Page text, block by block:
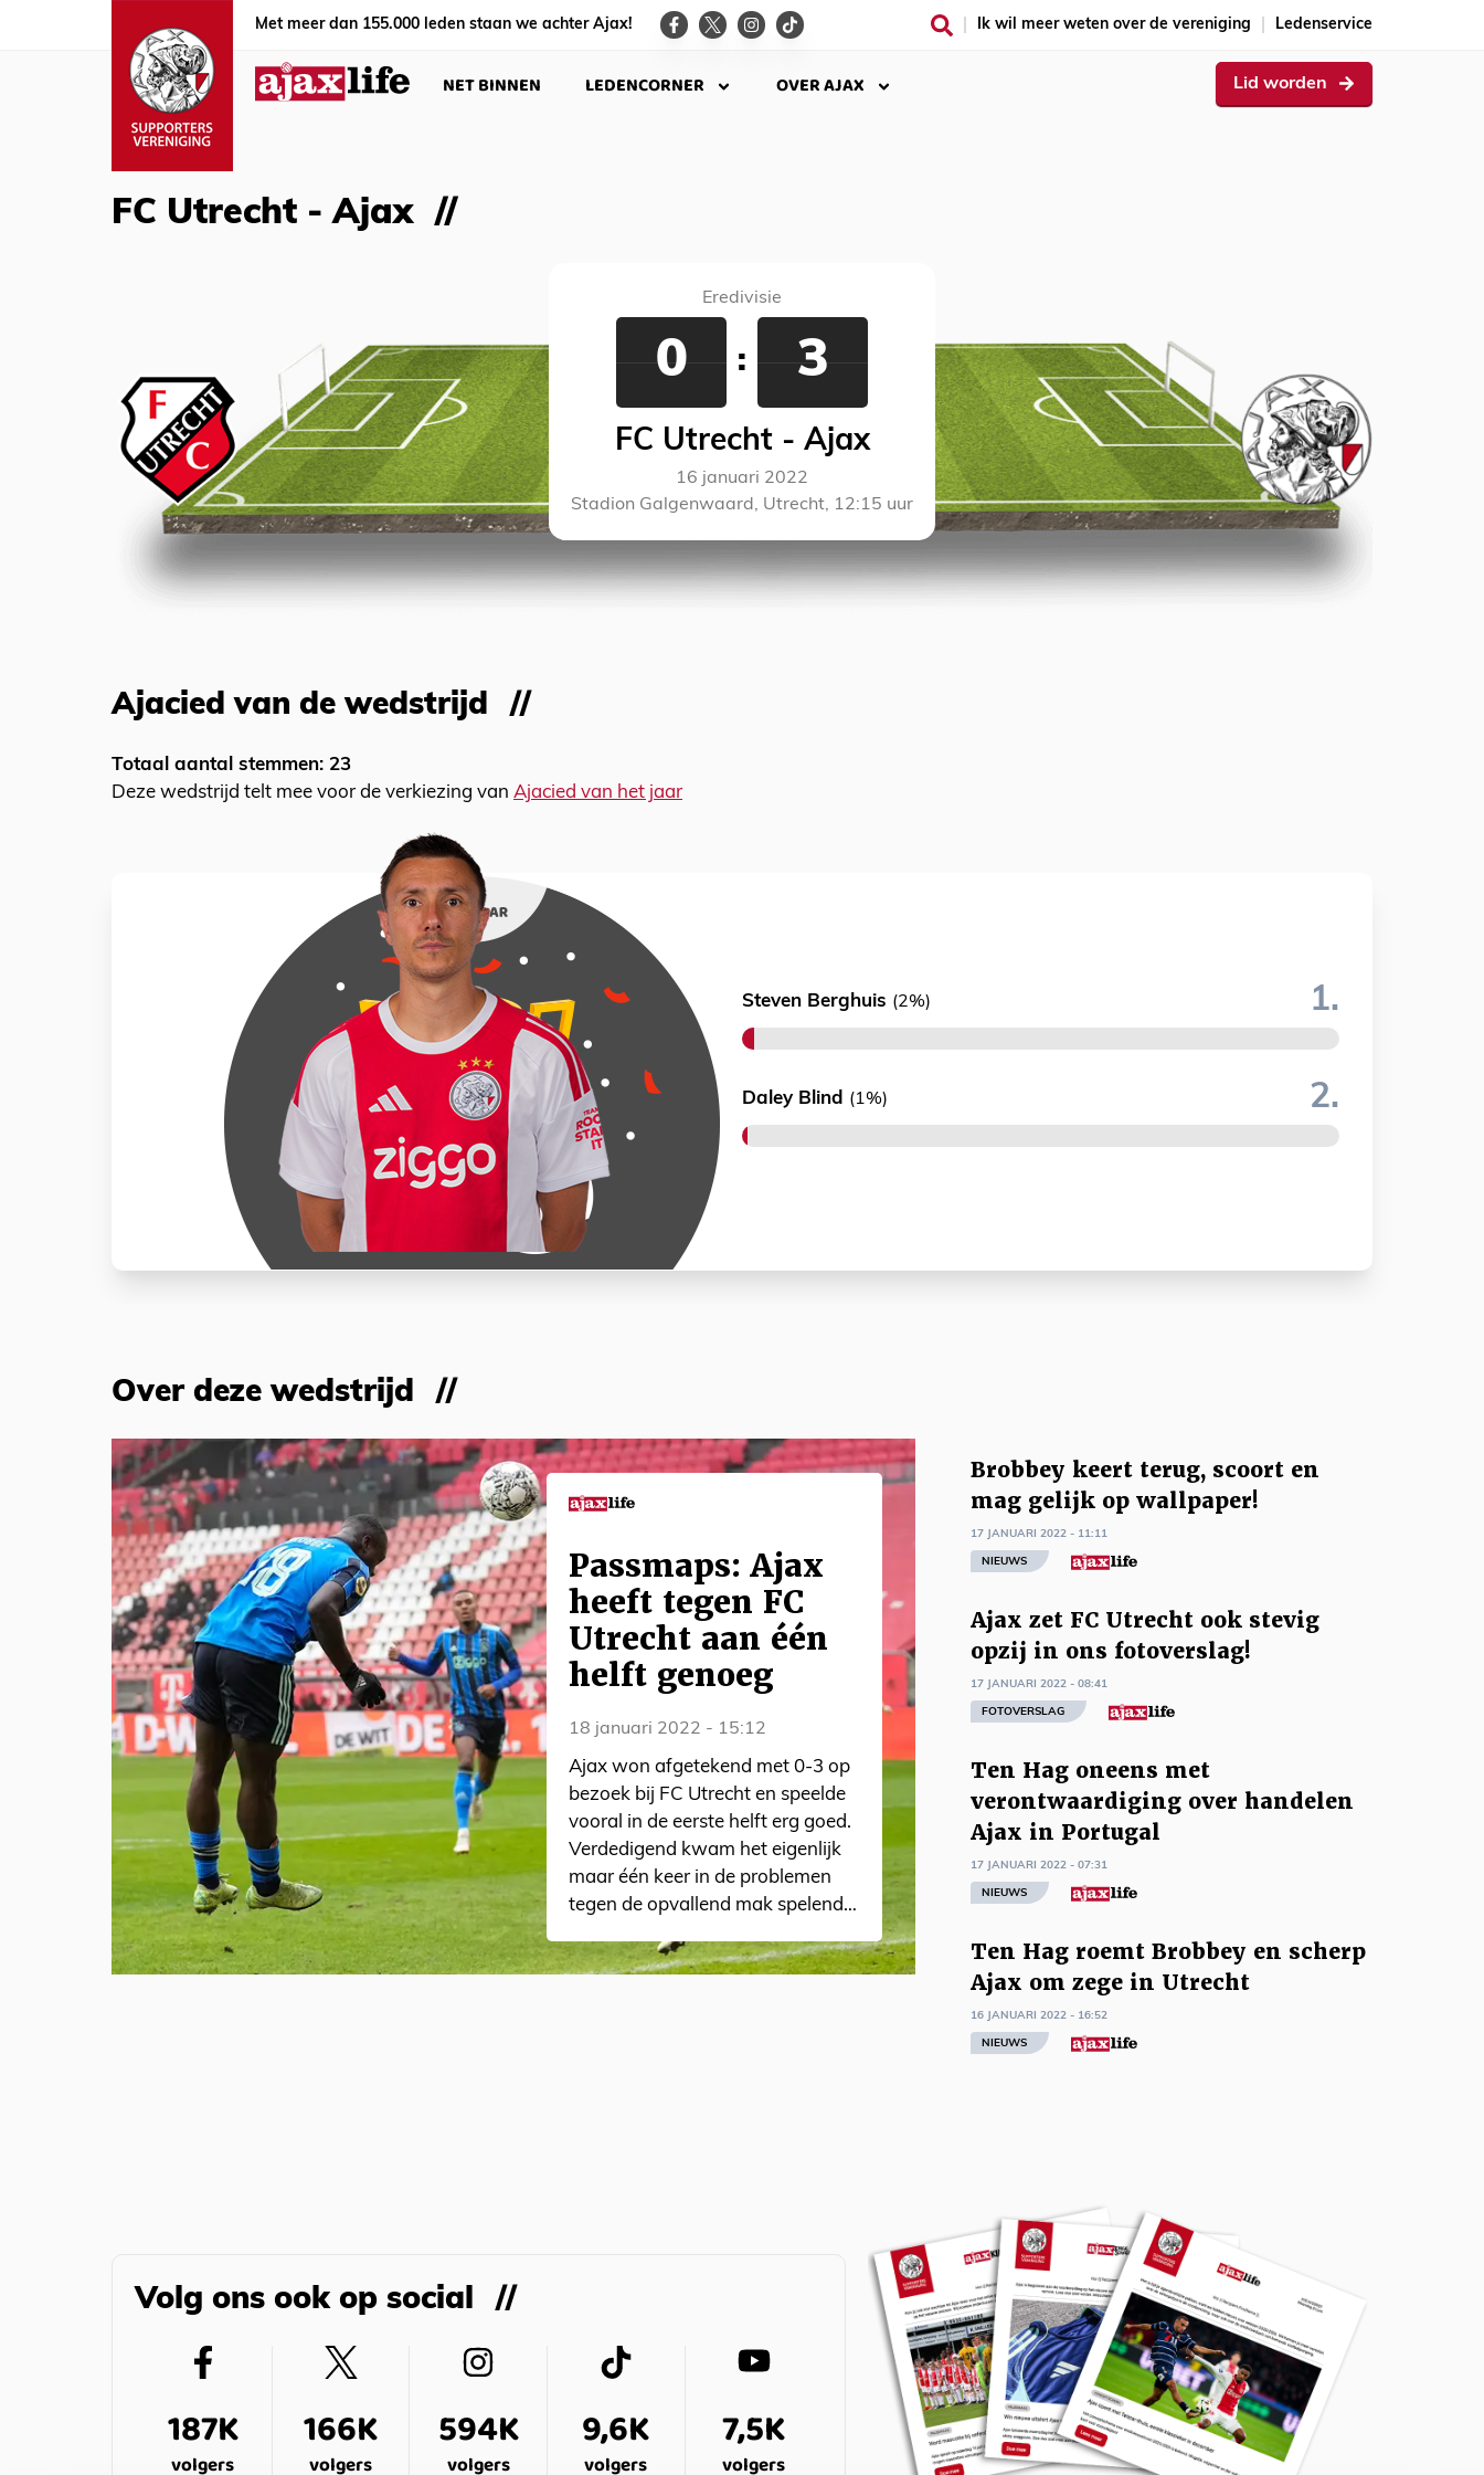
Met meer dan 155.000 leden staan we achter Ajax! Ik wil meer weten over de vereniging Ledenservice
NET BINNEN LEDENCORNER OVER AJAX Lid worden
FC Utrecht - Ajax
Eredivisie
0 : 3
FC Utrecht - Ajax
16 januari 2022
Stadion Galgenwaard, Utrecht, 12:15 uur
Ajacied van de wedstrijd
Totaal aantal stemmen: 23
Deze wedstrijd telt mee voor de verkiezing van Ajacied van het jaar
Steven Berghuis (2%) 1.
Daley Blind (1%) 2.
Over deze wedstrijd
Passmaps: Ajax
heeft tegen FC
Utrecht aan één
helft genoeg
18 januari 2022 - 15:12
Ajax won afgetekend met 0-3 op
bezoek bij FC Utrecht en speelde
vooral in de eerste helft erg goed.
Verdedigend kwam het eigenlijk
maar één keer in de problemen
tegen de opvallend mak spelende
opviel en vergelijken deze
Brobbey keert terug, scoort en
mag gelijk op wallpaper!
17 JANUARI 2022 - 11:11
NIEUWS
Ajax zet FC Utrecht ook stevig
opzij in ons fotoverslag!
17 JANUARI 2022 - 08:41
FOTOVERSLAG
Ten Hag oneens met
verontwaardiging over handelen
Ajax in Portugal
17 JANUARI 2022 - 07:31
NIEUWS
Ten Hag roemt Brobbey en scherp
Ajax om zege in Utrecht
16 JANUARI 2022 - 16:52
NIEUWS
Volg ons ook op social
187K
volgers
166K
volgers
594K
volgers
9,6K
volgers
7,5K
volgers